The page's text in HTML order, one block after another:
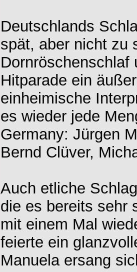
Deutschlands
spät, aber nicht zu
Dornröschenschlaf
Hitparade ein
einheimische
es wieder jede
Germany: Jürgen
Bernd Clüver,
Auch etliche
die es bereits sehr
mit einem Mal
feierte ein
Manuela ersang